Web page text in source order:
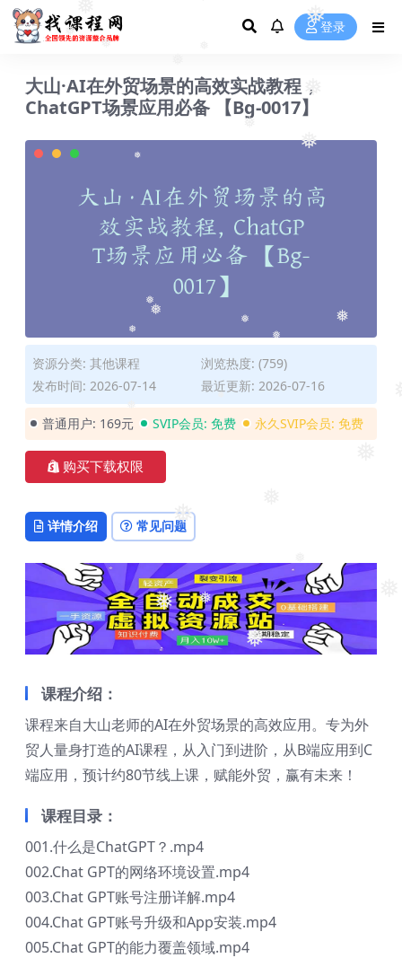
❅
❅
❅
❅
❅
❅
❅
❅
❅
❅
❅
❅
❅ ❅
❅
❅
❅
❅
登录
大山·AI在外贸场景的高效实战教程，
ChatGPT场景应用必备 【Bg-0017】
资源分类: 其他课程
浏览热度: (759)
发布时间: 2026-07-14
最近更新: 2026-07-16
普通用户: 169元 SVIP会员: 免费 永久SVIP会员: 免费
购买下载权限
详情介绍 常见问题
课程介绍：
课程来自大山老师的AI在外贸场景的高效应用。专为外
贸人量身打造的AI课程，从入门到进阶，从B端应用到C
端应用，预计约80节线上课，赋能外贸，赢有未来！
课程目录：
001.什么是ChatGPT？.mp4
002.Chat GPT的网络环境设置.mp4
003.Chat GPT账号注册详解.mp4
004.Chat GPT账号升级和App安装.mp4
005.Chat GPT的能力覆盖领域.mp4